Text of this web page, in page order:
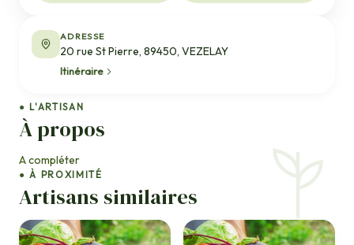
● L'ARTISAN
À propos
A compléter
● À PROXIMITÉ
Artisans similaires
ADRESSE
20 rue St Pierre, 89450, VEZELAY
Itinéraire